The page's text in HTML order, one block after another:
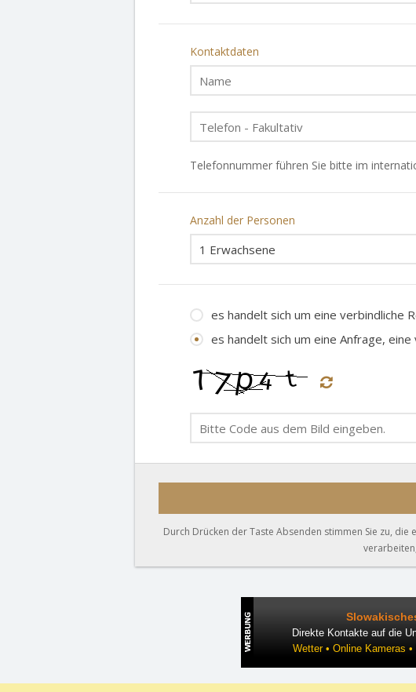
Kontaktdaten
Telefonnummer führen Sie bitte im
Anzahl der Personen
es handelt sich um eine verbindliche
es handelt sich um eine Anfrage,
Durch Drücken der Taste Absenden stimmen Sie zu,
Direkte Kontakte auf die
Wetter • Online Kameras